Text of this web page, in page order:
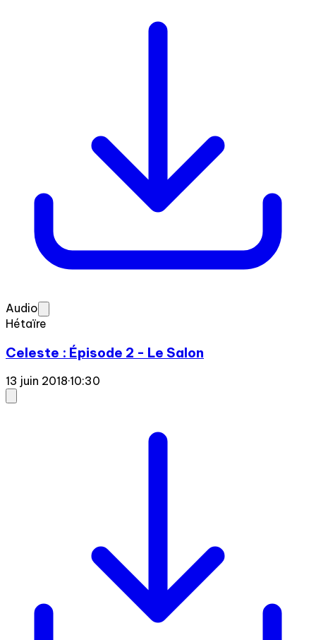
Audio
Hétaïre
Celeste : Épisode 2 - Le Salon
13 juin 2018·10:30